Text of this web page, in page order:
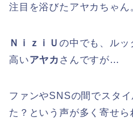
注目を浴びたアヤカちゃん
ＮｉｚｉＵ の中でも、ルッ
高いアヤカ さんですが…
ファンやSNSの間でスタ
た？という声が多く寄せ